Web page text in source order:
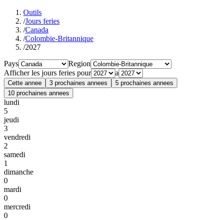
Outils
/Jours feries
/Canada
/Colombie-Britannique
/2027
Pays
Region
Afficher les jours feries pour
a
Cette annee 3 prochaines annees
5 prochaines annees
10 prochaines annees
lundi
5
jeudi
3
vendredi
2
samedi
1
dimanche
0
mardi
0
mercredi
0